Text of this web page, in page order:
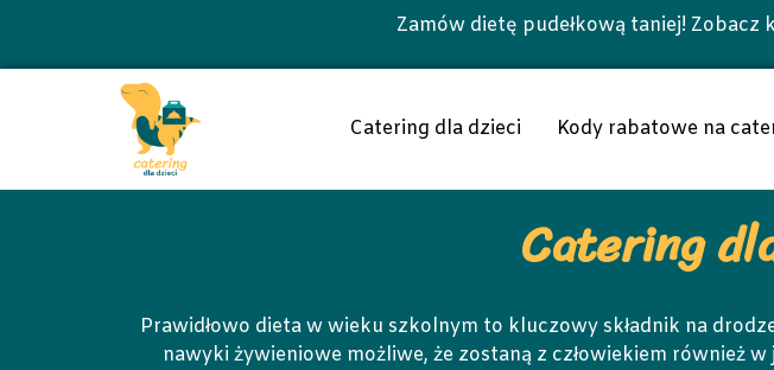
Zamów dietę pudełkową taniej!
Catering dla dzieci Kody rabatowe na
Catering
Prawidłowo dieta w wieku szkolnym to kluczowy składnik na
nawyki żywieniowe możliwe, że zostaną z człowiekiem również